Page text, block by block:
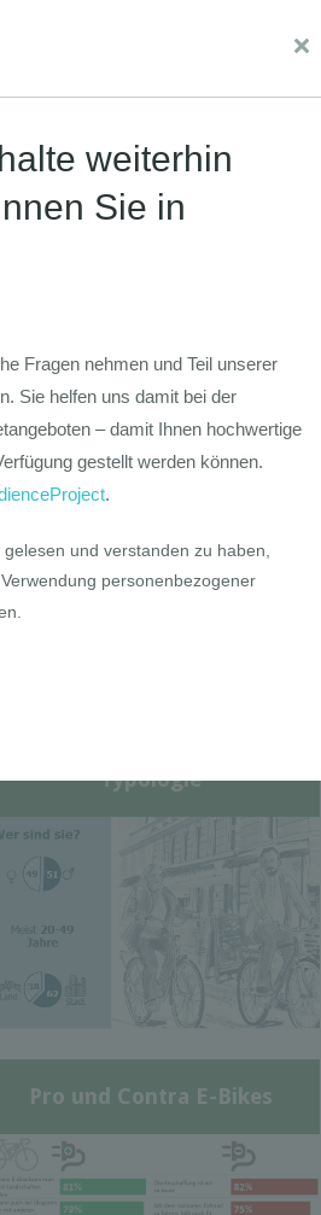
Corona-Studien
Die Werte-Landkarte der
Deutschen 2030
Typologie
Pro und Contra E-Bikes